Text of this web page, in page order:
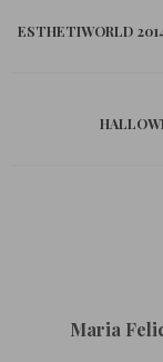
ESTHETIWORLD
Maria